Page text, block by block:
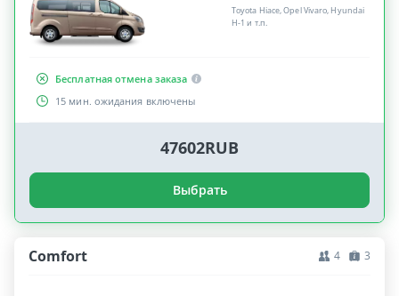
Toyota Hiace, Opel Vivaro, Hyundai
H-1 и т.п.
Бесплатная отмена заказа
15 мин. ожидания включены
47602RUB
Выбрать
Comfort 4 3